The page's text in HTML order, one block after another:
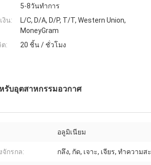
5-8วันทำการ
งิน:
L/C, D/A, D/P, T/T, Western Union,
MoneyGram
:
20 ชิ้น / ชั่วโมง
รับอุตสาหกรรมอวกาศ
อลูมิเนียม
จักรกล: กลึง, กัด, เจาะ, เจียร, ทำความส